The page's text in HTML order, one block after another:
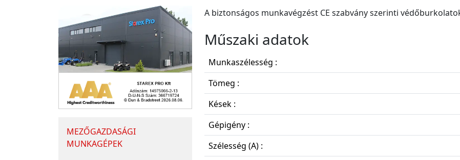
MEZŐGAZDASÁGI
MUNKAGÉPEK
A biztonságos munkavégzést CE szabvány szerinti
Műszaki adatok
Munkaszélesség :
Tömeg :
Kések :
Gépigény :
Szélesség (A) :